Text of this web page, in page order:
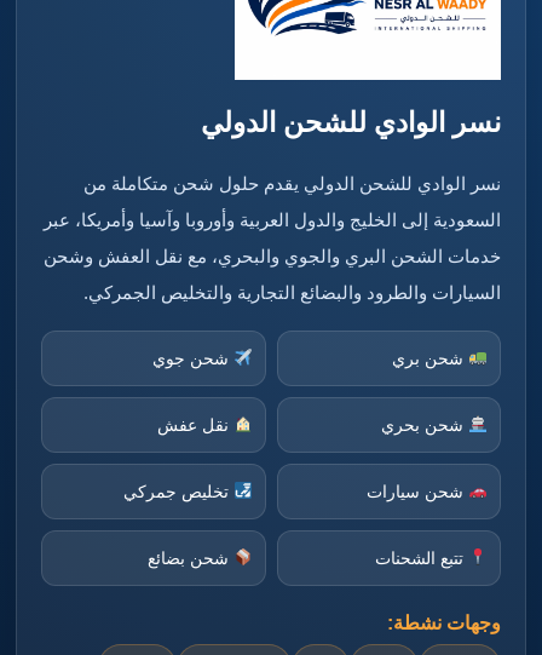
نسر الوادي للشحن الدولي
نسر الوادي للشحن الدولي يقدم حلول شحن متكاملة من
السعودية إلى الخليج والدول العربية وأوروبا وآسيا وأمريكا، عبر
خدمات الشحن البري والجوي والبحري، مع نقل العفش وشحن
السيارات والطرود والبضائع التجارية والتخليص الجمركي.
شحن بري شحن جوي
شحن بحري نقل عفش
شحن سيارات تخليص جمركي
تتبع الشحنات شحن بضائع
وجهات نشطة: